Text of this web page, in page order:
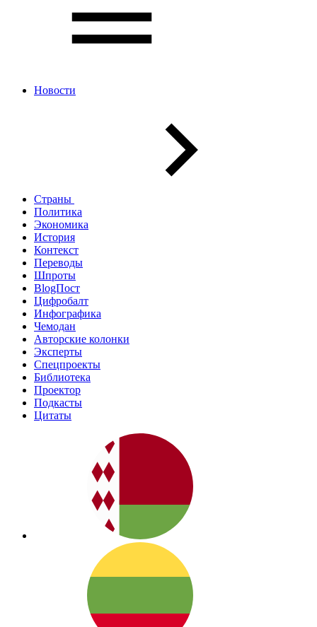
Новости
Страны
Политика
Экономика
История
Контекст
Переводы
Шпроты
BlogПост
Цифробалт
Инфографика
Чемодан
Авторские колонки
Эксперты
Спецпроекты
Библиотека
Проектор
Подкасты
Цитаты